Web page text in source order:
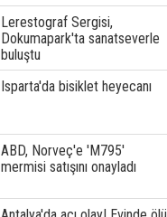
Lerestograf Sergisi,
Dokumapark'ta sanatseverle
buluştu
Isparta'da bisiklet heyecanı
ABD, Norveç'e 'M795'
mermisi satışını onayladı